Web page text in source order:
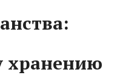
хранению